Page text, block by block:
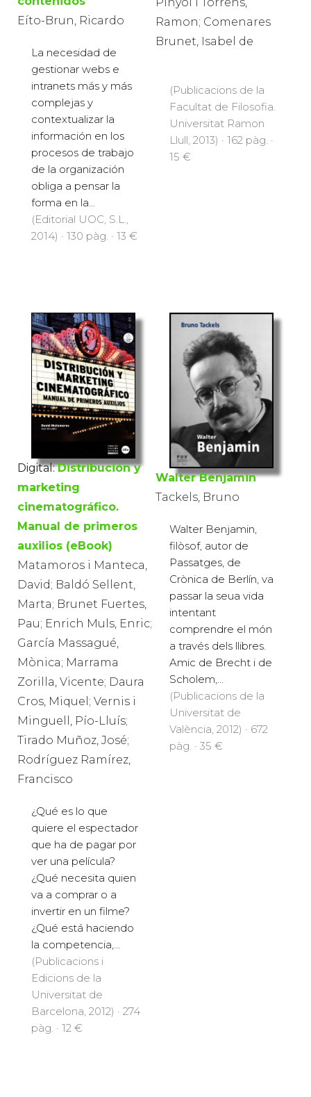
Eíto-Brun, Ricardo
La necesidad de
gestionar webs e
intranets más y más
complejas y
contextualizar la
información en los
procesos de trabajo
de la organización
obliga a pensar la
forma en la...
(Editorial UOC, S.L.,
2014) · 130 pàg. · 13 €
Ramon; Comenares
Brunet, Isabel de
(Publicacions de la
Facultat de Filosofia.
Universitat Ramon
Llull, 2013) · 162 pàg. ·
15 €
Digital: Distribución y
marketing
cinematográfico.
Manual de primeros
auxilios (eBook)
Matamoros i Manteca,
David; Baldó Sellent,
Marta; Brunet Fuertes,
Pau; Enrich Muls, Enric;
García Massagué,
Mònica; Marrama
Zorilla, Vicente; Daura
Cros, Miquel; Vernis i
Minguell, Pío-Lluís;
Tirado Muñoz, José;
Rodríguez Ramírez,
Francisco
¿Qué es lo que
quiere el espectador
que ha de pagar por
ver una película?
¿Qué necesita quien
va a comprar o a
invertir en un filme?
¿Qué está haciendo
la competencia,...
(Publicacions i
Edicions de la
Universitat de
Barcelona, 2012) · 274
pàg. · 12 €
Walter Benjamin
Tackels, Bruno
Walter Benjamin,
filòsof, autor de
Passatges, de
Crònica de Berlín, va
passar la seua vida
intentant
comprendre el món
a través dels llibres.
Amic de Brecht i de
Scholem,...
(Publicacions de la
Universitat de
València, 2012) · 672
pàg. · 35 €